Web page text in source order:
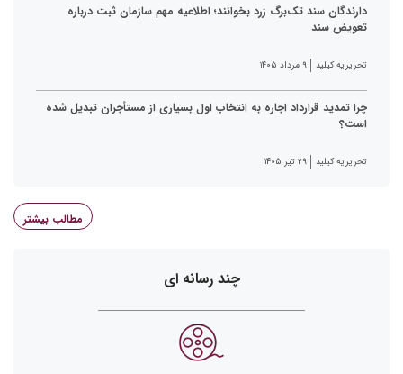
دارندگان سند تک‌برگ زرد بخوانند؛ اطلاعیه مهم سازمان ثبت درباره
تعویض سند
تحریریه کیلید ۹ مرداد ۱۴۰۵
چرا تمدید قرارداد اجاره به انتخاب اول بسیاری از مستأجران تبدیل شده
است؟
تحریریه کیلید ۲۹ تیر ۱۴۰۵
مطالب بیشتر
چند رسانه ای